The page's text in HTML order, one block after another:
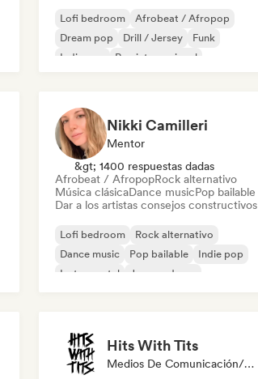
Lofi bedroom
Afrobeat / Afropop
Dream pop
Drill / Jersey
Funk
Indie pop
Rap internacional
Nikki Camilleri
Mentor
&gt; 1400 respuestas dadas
Afrobeat / AfropopRock alternativo
Música clásicaDance musicPop bailable
Dar a los artistas consejos constructivos
Lofi bedroom
Rock alternativo
Dance music
Pop bailable
Indie pop
Instrumental
Jazz moderno
Hits With Tits
Medios De Comunicación/Periodista, Mentor